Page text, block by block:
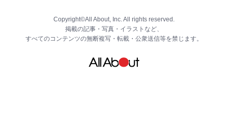
Copyright©All About, Inc. All rights reserved.
掲載の記事・写真・イラストなど、
すべてのコンテンツの無断複写・転載・公衆送信等を禁じます。